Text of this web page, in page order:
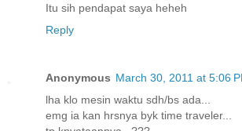
Itu sih pendapat saya heheh
Reply
Anonymous March 30, 2011 at 5:06
lha klo mesin waktu sdh/bs ada...
emg ia kan hrsnya byk time traveler...